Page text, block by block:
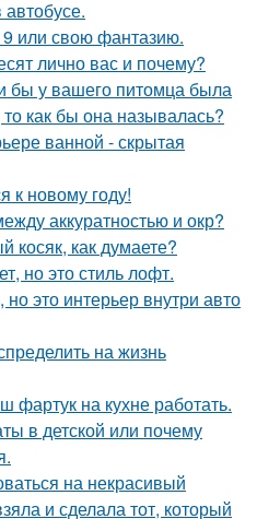
или свою фантазию.
лично вас и почему?
бы у вашего питомца была
как бы она называлась?
ванной - скрытая
к новому году!
аккуратностью и окр?
косяк, как думаете?
но это стиль лофт.
это интерьер внутри авто
на жизнь
фартук на кухне работать.
в детской или почему
на некрасивый
и сделала тот, который